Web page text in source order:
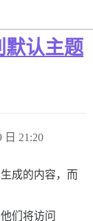
认主题
日 21:20
成的内容，而
们将访问